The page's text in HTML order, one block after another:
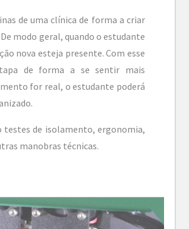
de uma clínica de forma a criar
modo geral, quando o estudante
nova esteja presente. Com esse
de forma a se sentir mais
for real, o estudante poderá
de isolamento, ergonomia,
manobras técnicas.